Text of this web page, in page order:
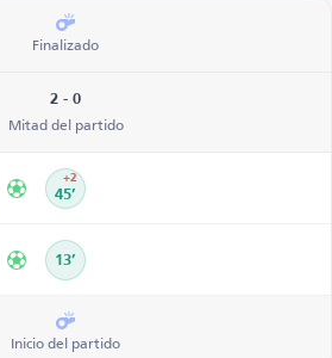
Finalizado
2 - 0
Mitad del partido
45’
+2
13’
Inicio del partido